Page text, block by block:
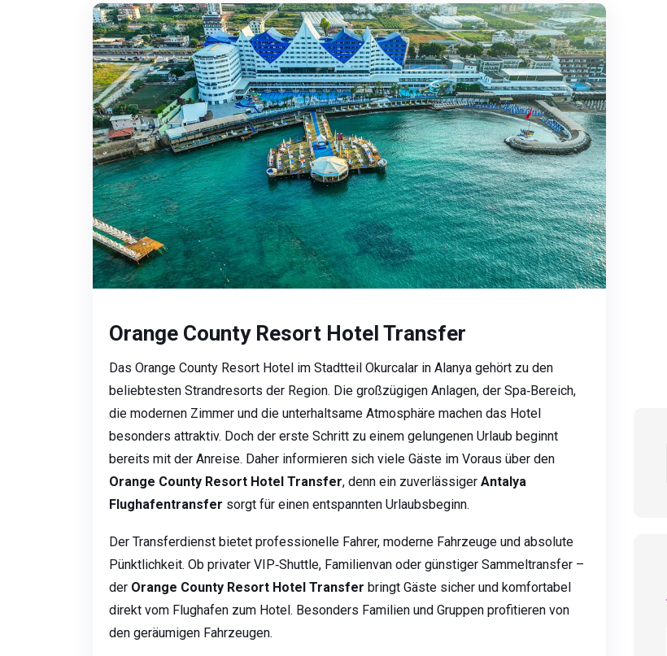
Orange County Resort Hotel Transfer
Das Orange County Resort Hotel im Stadtteil Okurcalar in Alanya gehört zu den
beliebtesten Strandresorts der Region. Die großzügigen Anlagen, der Spa‑Bereich,
die modernen Zimmer und die unterhaltsame Atmosphäre machen das Hotel
besonders attraktiv. Doch der erste Schritt zu einem gelungenen Urlaub beginnt
bereits mit der Anreise. Daher informieren sich viele Gäste im Voraus über den
Orange County Resort Hotel Transfer, denn ein zuverlässiger Antalya
Flughafentransfer sorgt für einen entspannten Urlaubsbeginn.
Der Transferdienst bietet professionelle Fahrer, moderne Fahrzeuge und absolute
Pünktlichkeit. Ob privater VIP‑Shuttle, Familienvan oder günstiger Sammeltransfer –
der Orange County Resort Hotel Transfer bringt Gäste sicher und komfortabel
direkt vom Flughafen zum Hotel. Besonders Familien und Gruppen profitieren von
den geräumigen Fahrzeugen.